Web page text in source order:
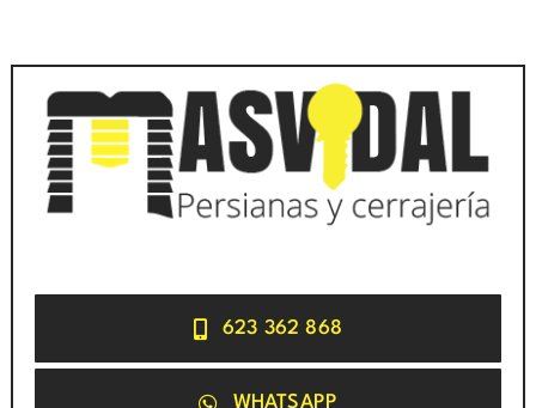
623 362 868
WHATSAPP